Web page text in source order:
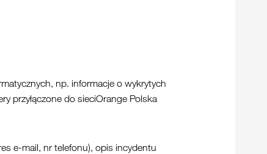
np. informacje o wykrytych
przyłączone do sieciOrange Polska
e-mail, nr telefonu), opis incydentu